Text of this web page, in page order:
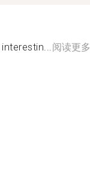
阅读更多